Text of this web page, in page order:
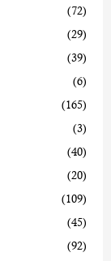
(72)
(29)
(39)
(6)
(165)
(3)
(40)
(20)
(109)
(45)
(92)